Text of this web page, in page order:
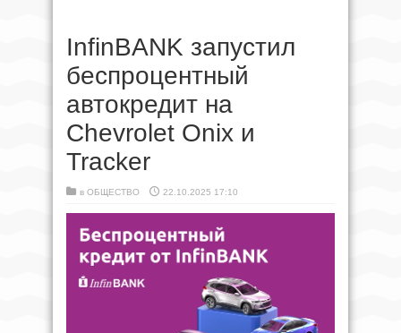
InfinBANK запустил
беспроцентный
автокредит на
Chevrolet Onix и
Tracker
в ОБЩЕСТВО 22.10.2025 17:10